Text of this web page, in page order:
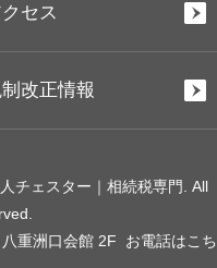
セス
改正情報
チェスター｜相続税専門. All
重洲口会館 2F お電話はこち